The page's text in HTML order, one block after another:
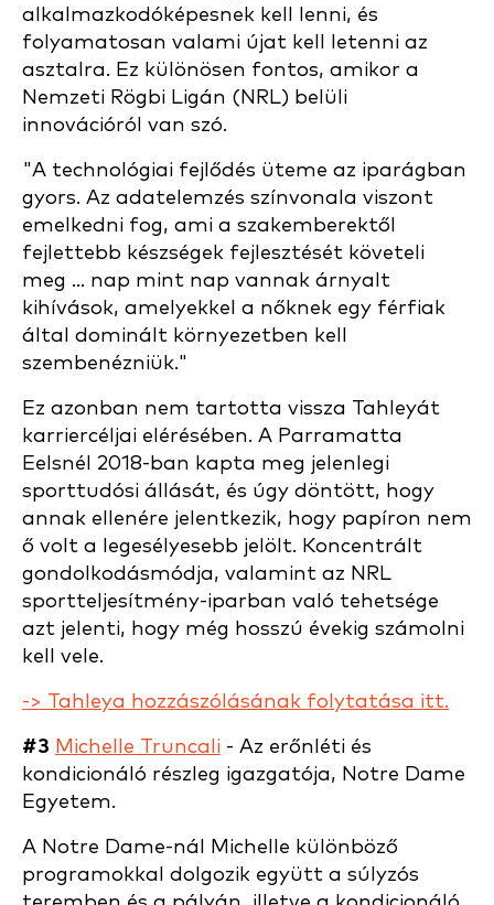
alkalmazkodóképesnek kell lenni, és
folyamatosan valami újat kell letenni az
asztalra. Ez különösen fontos, amikor a
Nemzeti Rögbi Ligán (NRL) belüli
innovációról van szó.
"A technológiai fejlődés üteme az iparágban
gyors. Az adatelemzés színvonala viszont
emelkedni fog, ami a szakemberektől
fejlettebb készségek fejlesztését követeli
meg ... nap mint nap vannak árnyalt
kihívások, amelyekkel a nőknek egy férfiak
által dominált környezetben kell
szembenézniük."
Ez azonban nem tartotta vissza Tahleyát
karriercéljai elérésében. A Parramatta
Eelsnél 2018-ban kapta meg jelenlegi
sporttudósi állását, és úgy döntött, hogy
annak ellenére jelentkezik, hogy papíron nem
ő volt a legesélyesebb jelölt. Koncentrált
gondolkodásmódja, valamint az NRL
sportteljesítmény-iparban való tehetsége
azt jelenti, hogy még hosszú évekig számolni
kell vele.
-> Tahleya hozzászólásának folytatása itt.
#3 Michelle Truncali - Az erőnléti és
kondicionáló részleg igazgatója, Notre Dame
Egyetem.
A Notre Dame-nál Michelle különböző
programokkal dolgozik együtt a súlyzós